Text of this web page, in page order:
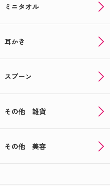
♪オリジナルのお菓子
ジナルギフト特集★☆
ルパッケージで決まり
出の写真でオリジナ
中☆★あの人気のチョ
ミニタオル
耳かき
スプーン
その他 雑貨
その他 美容